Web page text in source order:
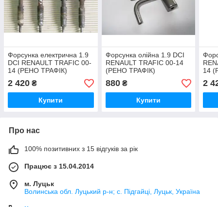
Форсунка електрична 1.9
DCI RENAULT TRAFIC 00-
14 (РЕНО ТРАФІК)
2 420 ₴
Купити
Форсунка олійна 1.9 DCI
RENAULT TRAFIC 00-14
(РЕНО ТРАФІК)
880₴
Купити
14
2
Про нас
100% позитивних з 15 відгуків за рік
Працює з 15.04.2014
м. Луцьк
Волинська обл. Луцький р-н; с. Підгайці, Луцьк, Україна